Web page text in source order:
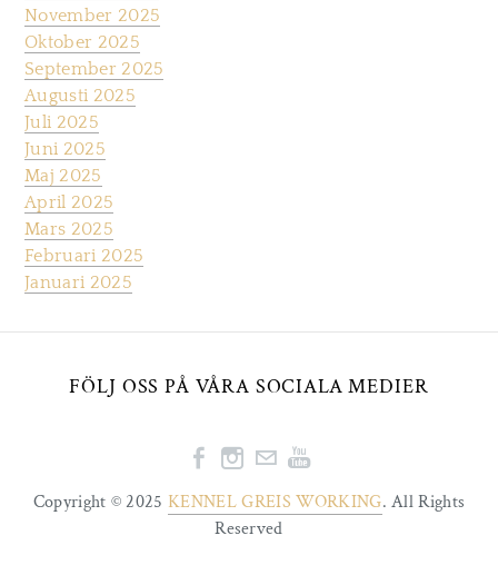
November 2025
Oktober 2025
September 2025
Augusti 2025
Juli 2025
Juni 2025
Maj 2025
April 2025
Mars 2025
Februari 2025
Januari 2025
FÖLJ OSS PÅ VÅRA SOCIALA MEDIER
Copyright © 2025 KENNEL GREIS WORKING. All Rights
Reserved